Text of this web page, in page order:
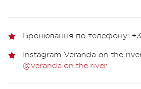
Бронювання по телефону:
Instagram Veranda on the
@veranda.on.the.river